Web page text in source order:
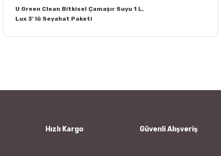
U Green Clean Bitkisel Çamaşır Suyu 1 L,
Lux 3' lü Seyahat Paketi
Ürün bilgilerinde hatalar bulunuyor.
Hızlı Kargo Güvenli Alışveriş